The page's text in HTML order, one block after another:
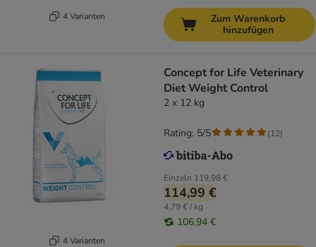
4 Varianten
Zum Warenkorb
hinzufügen
4 Varianten
Concept for Life Veterinary
Diet Weight Control
2 x 12 kg
Einzeln 119,98 €
114,99 €
4,79 € / kg
106,94 €
Rating: 5/5 (12)